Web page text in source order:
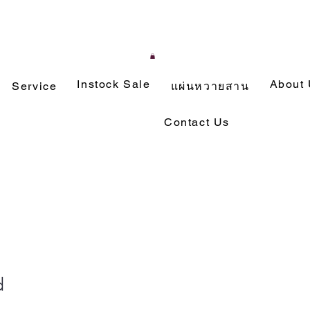
Service Instock Sale แผ่นหวายสาน About
Contact Us